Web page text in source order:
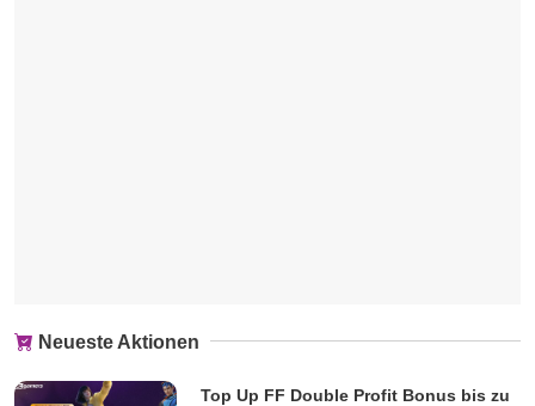
Neueste Aktionen
Top Up FF Double Profit Bonus bis zu